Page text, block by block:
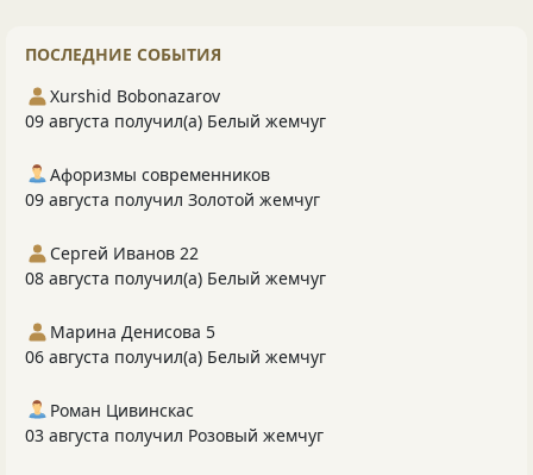
ПОСЛЕДНИЕ СОБЫТИЯ
Xurshid Bobonazarov
09 августа получил(а) Белый жемчуг
Афоризмы современников
09 августа получил Золотой жемчуг
Сергей Иванов 22
08 августа получил(а) Белый жемчуг
Марина Денисова 5
06 августа получил(а) Белый жемчуг
Роман Цивинскас
03 августа получил Розовый жемчуг